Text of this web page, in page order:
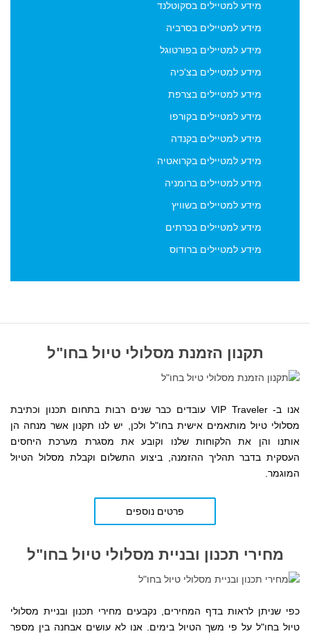
מידע למטיילים בסקוטלנד
מידע למטיילים בסרביה
מידע למטיילים בפורטוגל
מידע למטיילים בצ'כיה
מידע למטיילים בצרפת
מידע למטיילים בקורפו
מידע למטיילים בקנדה
מידע למטיילים בקרואטיה
מידע למטיילים ברומניה
מידע למטיילים בשוויץ
מידע למטיילים בכרתים
מידע למטיילים ברודוס
תקנון הזמנת מסלולי טיול בחו"ל
אנו ב- VIP Traveler עובדים כבר שנים רבות בתחום תכנון וכתיבת
מסלולי טיול מותאמים אישית בחו"ל ולכן, יש לנו תקנון אשר מנחה הן
אותנו והן את הלקוחות שלנו וקובע את מסגרת מערכת היחסים
העסקית בדבר תהליך ההזמנה, ביצוע התשלום וקבלת מסלול הטיול
המוגמר.
פרטים נוספים
מחירי תכנון ובניית מסלולי טיול בחו"ל
כפי שניתן לראות בדף המחירים, נקבעים מחירי תכנון ובניית מסלולי
טיול בחו"ל על פי משך הטיול בימים. אנו לא עושים אבחנה בין מספר